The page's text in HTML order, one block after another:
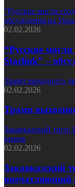
“Русские могли
обсуждения на
02.02.2026
“Русские
Starlink” –
Трамп выходного
02.02.2026
Трамп
Закавказский
рывок
02.02.2026
Закавказский
впечатляющий